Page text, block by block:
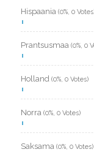
Hispaania (0%, 0
Prantsusmaa (0%, 0
Holland (0%, 0 Votes)
Norra (0%, 0 Votes)
Saksama (0%, 0 Votes)